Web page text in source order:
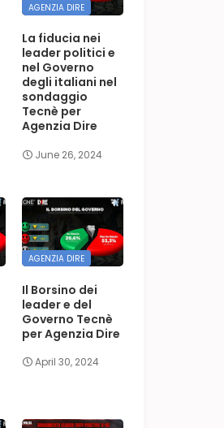
AGENZIA DIRE
La fiducia nei
leader politici e
nel Governo
degli italiani nel
sondaggio
Tecnè per
Agenzia Dire
June 26, 2024
AGENZIA DIRE
Il Borsino dei
leader e del
Governo Tecnè
per Agenzia Dire
April 30, 2024